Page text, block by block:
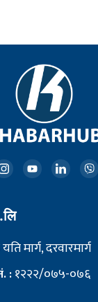
मार्ग, दरवारमार्ग
:१२२२/०७५-०७६